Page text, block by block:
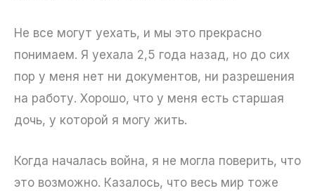
Не все могут уехать, и мы это прекрасно
понимаем. Я уехала 2,5 года назад, но до сих
пор у меня нет ни документов, ни разрешения
на работу. Хорошо, что у меня есть старшая
дочь, у которой я могу жить.
Когда началась война, я не могла поверить, что
это возможно. Казалось, что весь мир тоже